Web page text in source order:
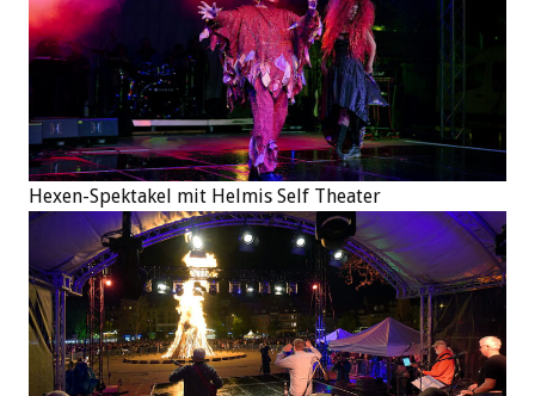
Hexen-Spektakel mit Helmis Self Theater